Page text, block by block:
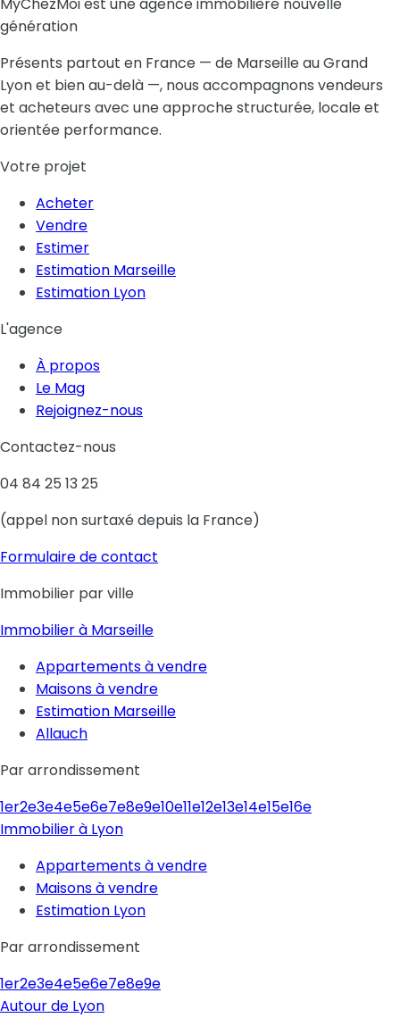
MyChezMoi est une agence immobilière nouvelle
génération
Présents partout en France — de Marseille au Grand
Lyon et bien au-delà —, nous accompagnons vendeurs
et acheteurs avec une approche structurée, locale et
orientée performance.
Votre projet
Acheter
Vendre
Estimer
Estimation Marseille
Estimation Lyon
L'agence
À propos
Le Mag
Rejoignez-nous
Contactez-nous
04 84 25 13 25
(appel non surtaxé depuis la France)
Formulaire de contact
Immobilier par ville
Immobilier à Marseille
Appartements à vendre
Maisons à vendre
Estimation Marseille
Allauch
Par arrondissement
1er2e3e4e5e6e7e8e9e10e11e12e13e14e15e16e
Immobilier à Lyon
Appartements à vendre
Maisons à vendre
Estimation Lyon
Par arrondissement
1er2e3e4e5e6e7e8e9e
Autour de Lyon